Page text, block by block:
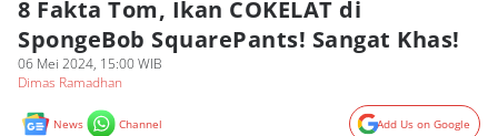
8 Fakta Tom, Ikan COKELAT di
SpongeBob SquarePants! Sangat Khas!
06 Mei 2024, 15:00 WIB
Dimas Ramadhan
News Channel Add Us on Google